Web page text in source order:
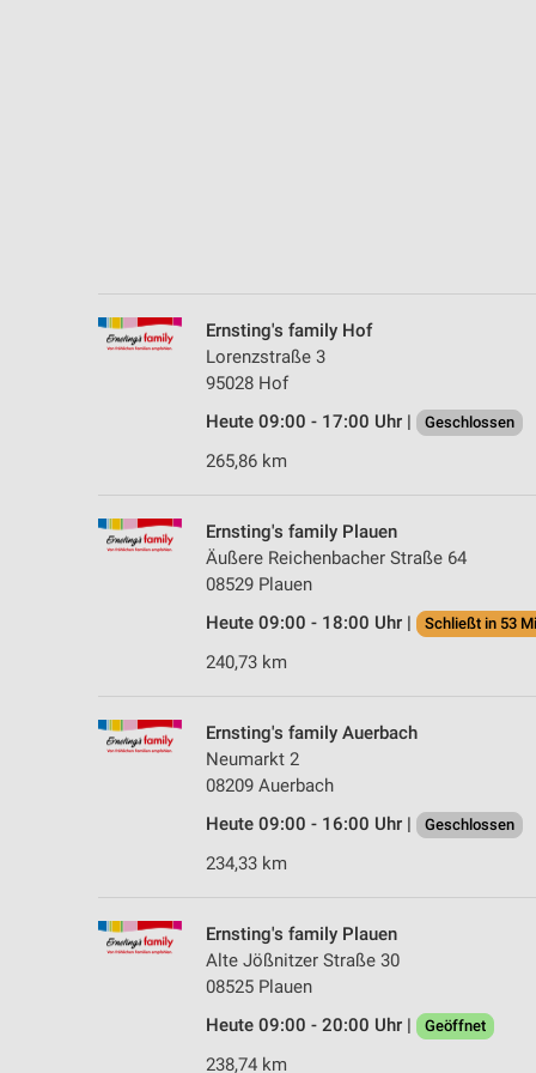
Ernsting's family Hof
Lorenzstraße 3
95028 Hof
Heute 09:00 - 17:00 Uhr |
Geschlossen
265,86 km
Ernsting's family Plauen
Äußere Reichenbacher Straße 64
08529 Plauen
Heute 09:00 - 18:00 Uhr |
Schließt in 53
240,73 km
Ernsting's family Auerbach
Neumarkt 2
08209 Auerbach
Heute 09:00 - 16:00 Uhr |
Geschlossen
234,33 km
Ernsting's family Plauen
Alte Jößnitzer Straße 30
08525 Plauen
Heute 09:00 - 20:00 Uhr |
Geöffnet
238,74 km
Nicht-IAB-Verarbeitungszwecke:
Werbung